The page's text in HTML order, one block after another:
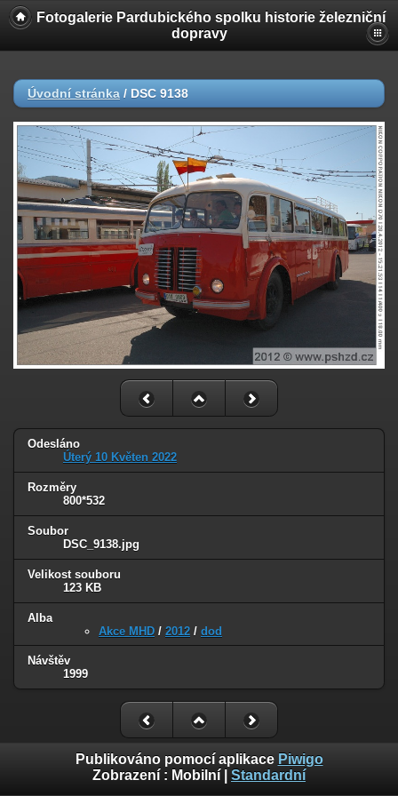
Fotogalerie Pardubického spolku historie železniční
dopravy
Úvodní stránka / DSC 9138
Odesláno
Úterý 10 Květen 2022
Rozměry
800*532
Soubor
DSC_9138.jpg
Velikost souboru
123 KB
Alba
Akce MHD / 2012 / dod
Návštěv
1999
Publikováno pomocí aplikace Piwigo
Zobrazení : Mobilní Standardní